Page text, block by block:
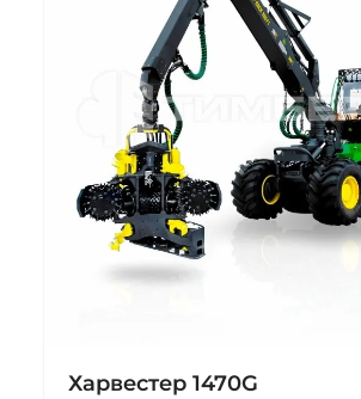
Харвестер 1470G